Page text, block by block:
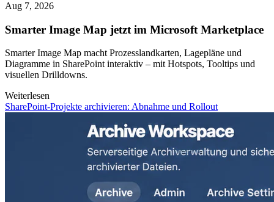
Aug 7, 2026
Smarter Image Map jetzt im Microsoft Marketplace
Smarter Image Map macht Prozesslandkarten, Lagepläne und
Diagramme in SharePoint interaktiv – mit Hotspots, Tooltips und
visuellen Drilldowns.
Weiterlesen
SharePoint-Projekte archivieren: Abnahme und Rollout